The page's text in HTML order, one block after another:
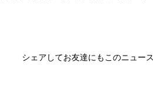
シェアしてお友達にもこのニュー